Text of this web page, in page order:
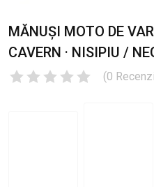
MĂNUȘI MOTO DE
CAVERN · NISIPIU /
(0